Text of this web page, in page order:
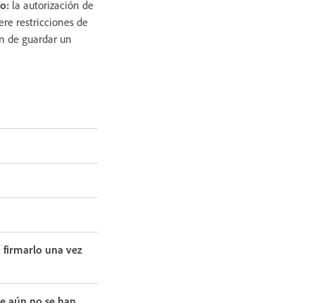
la autorización de
restricciones de
de guardar un
firmarlo una vez